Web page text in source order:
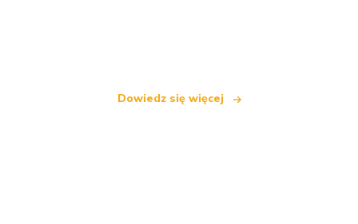
Dowiedz się więcej